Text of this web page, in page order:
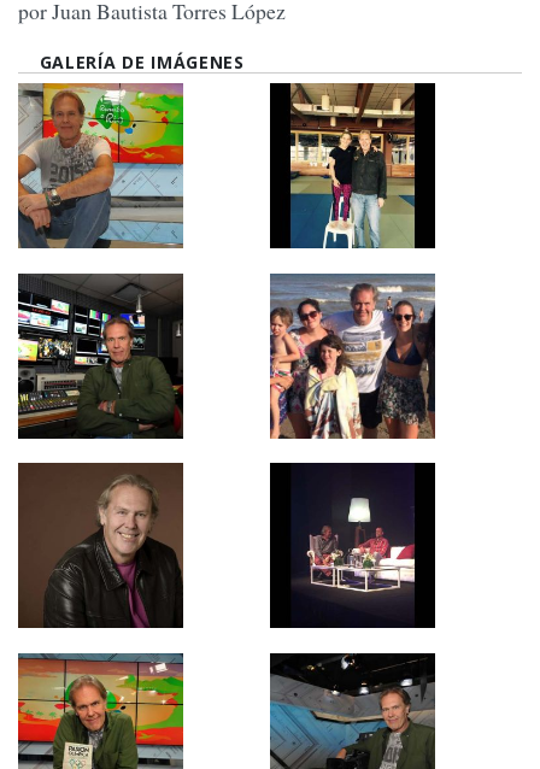
por Juan Bautista Torres López
GALERÍA DE IMÁGENES